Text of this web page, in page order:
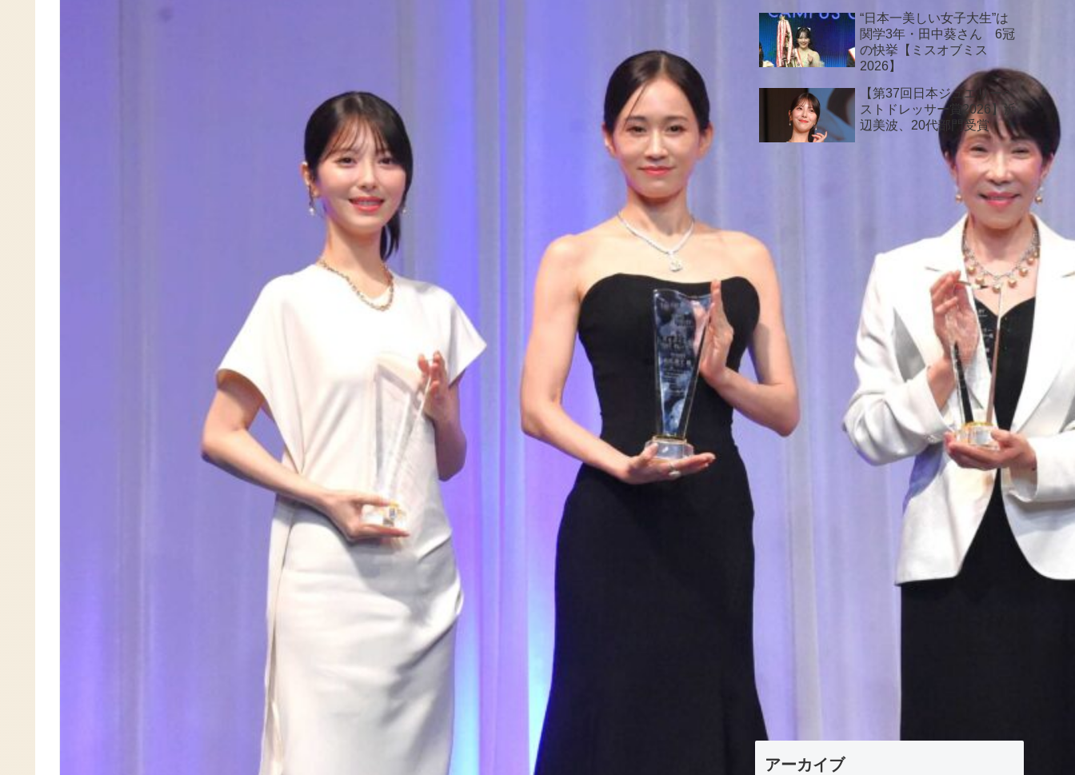
“日本一美しい女子大生”は
関学3年・田中葵さん 6冠
の快挙【ミスオブミス
2026】
【第37回日本ジュエリーベ
ストドレッサー賞2026】浜
辺美波、20代部門受賞
堂本光一『日本ジュエリーベストドレッ
サー賞2026』特別賞受賞
【4大学ミスコン合同お披露目会2026】
青学・東大・中央・立教の42名が集結！
松本まりか、総額1億5000万円のジュエ
リーで魅了｜日本ジュエリーベストドレ
前田敦子、15年ぶり『日本ジュエリーベ
ストドレッサー賞2026』30代部門受賞
【第37回日本ジュエリーベストドレッサ
ー賞2026】高市早苗首相が特別賞受賞
表示できるコメントはありません。
アーカイブ